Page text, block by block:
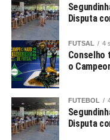
Disputa
FUTSAL 4
Conselho
o
FUTEBOL
Disputa